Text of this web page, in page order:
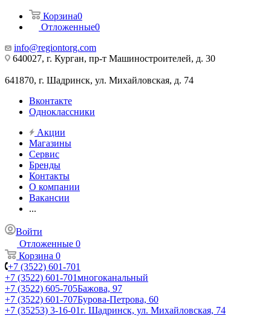
Корзина0
Отложенные0
info@regiontorg.com
640027, г. Курган, пр-т Машиностроителей, д. 30
641870, г. Шадринск, ул. Михайловская, д. 74
Вконтакте
Одноклассники
Акции
Магазины
Сервис
Бренды
Контакты
О компании
Вакансии
...
Войти
Отложенные 0
Корзина 0
+7 (3522) 601-701
+7 (3522) 601-701многоканальный
+7 (3522) 605-705Бажова, 97
+7 (3522) 601-707Бурова-Петрова, 60
+7 (35253) 3-16-01г. Шадринск, ул. Михайловская, 74